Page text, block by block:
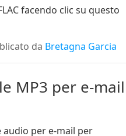
facendo clic su questo
da Bretagna Garcia
MP3 per e-mail
audio per e-mail per